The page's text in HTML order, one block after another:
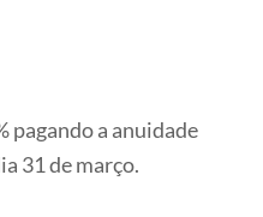
pagando a anuidade
31 de março.